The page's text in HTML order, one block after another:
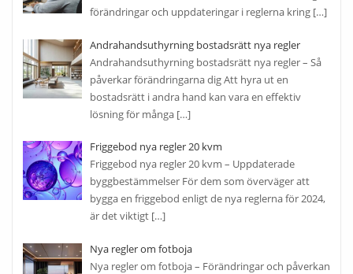
förändringar och uppdateringar i reglerna kring […]
Andrahandsuthyrning bostadsrätt nya regler
Andrahandsuthyrning bostadsrätt nya regler – Så
påverkar förändringarna dig Att hyra ut en
bostadsrätt i andra hand kan vara en effektiv
lösning för många […]
Friggebod nya regler 20 kvm
Friggebod nya regler 20 kvm – Uppdaterade
byggbestämmelser För dem som överväger att
bygga en friggebod enligt de nya reglerna för 2024,
är det viktigt […]
Nya regler om fotboja
Nya regler om fotboja – Förändringar och påverkan